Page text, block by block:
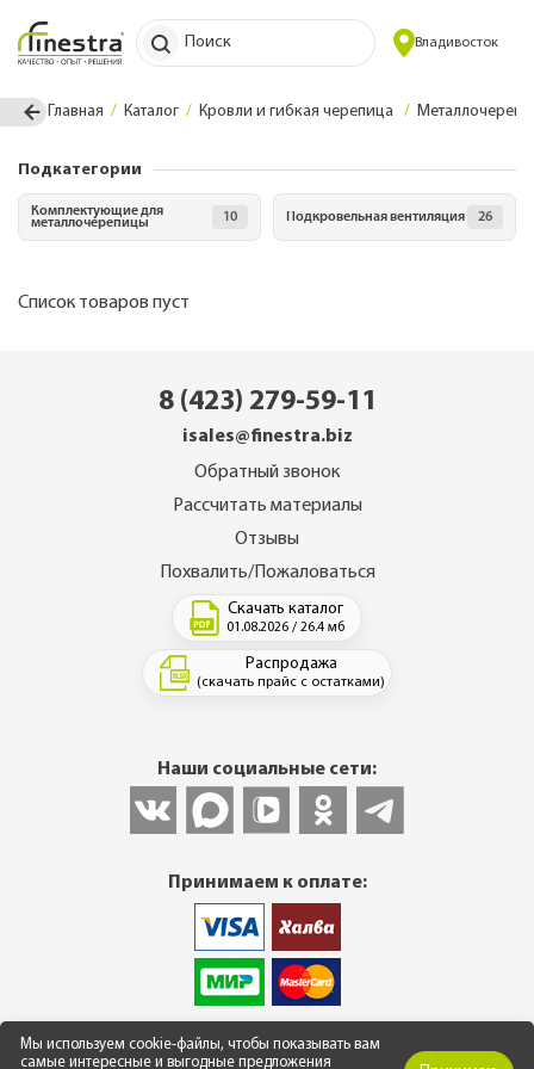
Поиск Владивосток
Главная Каталог Кровли и гибкая черепица
Подкатегории
Комплектующие для
металлочерепицы
10 Подкровельная вентиляция 26
Список товаров пуст
8 (423) 279-59-11
isales@finestra.biz
Обратный звонок
Рассчитать материалы
Отзывы
Похвалить/Пожаловаться
Скачать каталог
01.08.2026 / 26.4 мб
Распродажа
(скачать прайс с остатками)
Наши социальные сети:
Принимаем к оплате:
© 2013-2026 Интернет-магазин фасадных и кровельных
материалов. Все цены указаны в рублях. ВНИМАНИЕ! Весь
Мы используем cookie-файлы, чтобы показывать вам
самые интересные и выгодные предложения